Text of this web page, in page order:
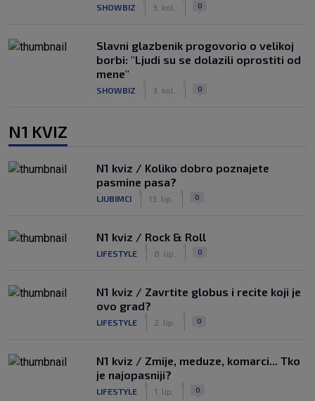
SHOWBIZ 3. kol. 0
Slavni glazbenik progovorio o velikoj
borbi: "Ljudi su se dolazili oprostiti od
mene"
SHOWBIZ 3. kol. 0
N1 KVIZ
N1 kviz / Koliko dobro poznajete
pasmine pasa?
LJUBIMCI 13. lip. 0
N1 kviz / Rock & Roll
LIFESTYLE 8. lip. 0
N1 kviz / Zavrtite globus i recite koji je
ovo grad?
LIFESTYLE 2. lip. 0
N1 kviz / Zmije, meduze, komarci... Tko
je najopasniji?
LIFESTYLE 1. lip. 0